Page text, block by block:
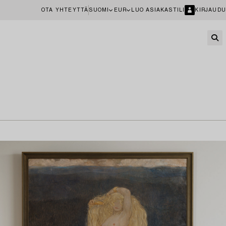
OTA YHTEYTTÄ SUOMI EUR LUO ASIAKASTILI KIRJAUDU